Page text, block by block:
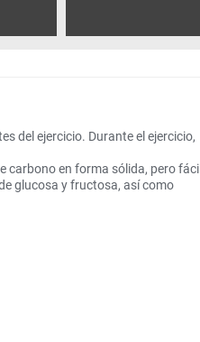
del ejercicio. Durante el ejercicio,
carbono en forma sólida, pero fácil
glucosa y fructosa, así como